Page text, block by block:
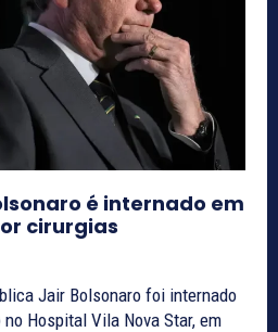
é internado em
cirurgias
Jair Bolsonaro foi internado
Hospital Vila Nova Star, em